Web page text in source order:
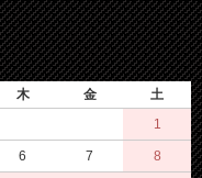
木 金
土
1
6 7 8